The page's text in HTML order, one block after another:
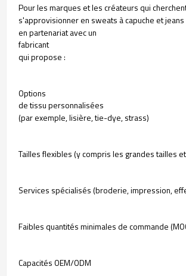
Pour les marques et les créateurs qui
s'approvisionner en sweats à capuche et
en partenariat avec un
fabricant
qui propose :
Options
de tissu personnalisées
(par exemple, lisière, tie-dye, strass)
Tailles flexibles (y compris les grandes tailles
Services spécialisés (broderie, impression,
Faibles quantités minimales de commande
Capacités OEM/ODM